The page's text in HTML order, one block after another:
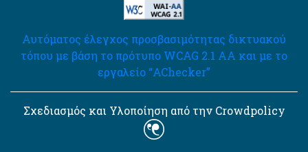
Αυτόματος έλεγχος προσβασιμότητας δικτυακού
τόπου με βάση το πρότυπο WCAG 2.1 AA και με το
εργαλείο “AChecker”
Σχεδιασμός και Υλοποίηση από την Crowdpolicy